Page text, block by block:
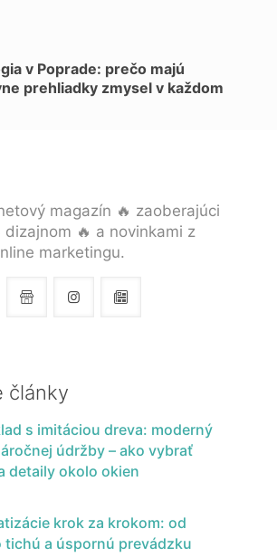
v Poprade: prečo majú
prehliadky zmysel v každom
magazín 🔥 zaoberajúci
dizajnom 🔥 a novinkami z
marketingu.
články
s imitáciou dreva: moderný
údržby – ako vybrať
detaily okolo okien
krok za krokom: od
tichú a úspornú prevádzku